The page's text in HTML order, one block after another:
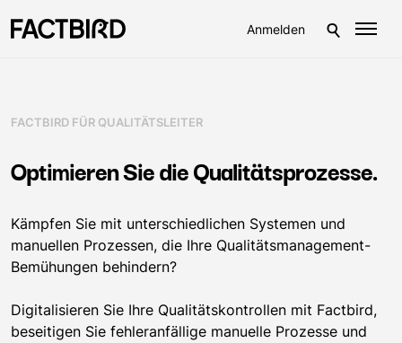
Anmelden
FACTBIRD FÜR QUALITÄTSLEITER
Optimieren Sie die Qualitätsprozesse.
Kämpfen Sie mit unterschiedlichen Systemen und
manuellen Prozessen, die Ihre Qualitätsmanagement-
Bemühungen behindern?
Digitalisieren Sie Ihre Qualitätskontrollen mit Factbird,
beseitigen Sie fehleranfällige manuelle Prozesse und